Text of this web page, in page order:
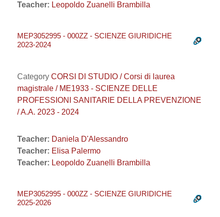
Teacher: Leopoldo Zuanelli Brambilla
MEP3052995 - 000ZZ - SCIENZE GIURIDICHE
2023-2024
Category CORSI DI STUDIO / Corsi di laurea
magistrale / ME1933 - SCIENZE DELLE
PROFESSIONI SANITARIE DELLA PREVENZIONE
/ A.A. 2023 - 2024
Teacher: Daniela D'Alessandro
Teacher: Elisa Palermo
Teacher: Leopoldo Zuanelli Brambilla
MEP3052995 - 000ZZ - SCIENZE GIURIDICHE
2025-2026